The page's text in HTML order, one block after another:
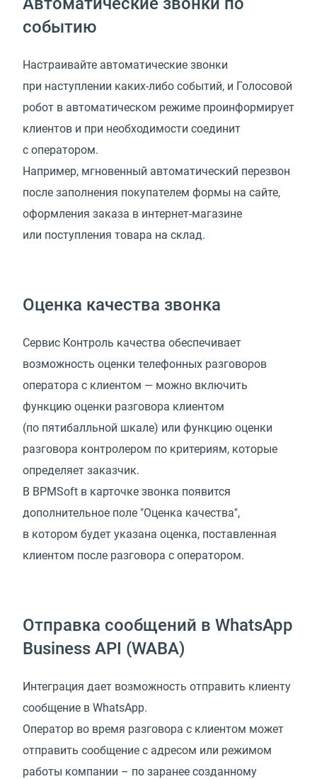
событию
Настраивайте автоматические звонки
при наступлении каких-либо событий, и Голосовой
робот в автоматическом режиме проинформирует
клиентов и при необходимости соединит
с оператором.
Например, мгновенный автоматический перезвон
после заполнения покупателем формы на сайте,
оформления заказа в интернет-магазине
или поступления товара на склад.
Оценка качества звонка
Сервис Контроль качества обеспечивает
возможность оценки телефонных разговоров
оператора с клиентом — можно включить
функцию оценки разговора клиентом
(по пятибалльной шкале) или функцию оценки
разговора контролером по критериям, которые
определяет заказчик.
В BPMSoft в карточке звонка появится
дополнительное поле "Оценка качества",
в котором будет указана оценка, поставленная
клиентом после разговора с оператором.
Отправка сообщений в WhatsApp
Business API (WABA)
Интеграция дает возможность отправить клиенту
сообщение в WhatsApp.
Оператор во время разговора с клиентом может
отправить сообщение с адресом или режимом
работы компании – по заранее созданному